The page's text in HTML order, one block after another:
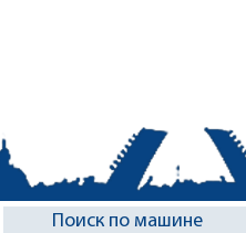
Поиск по машине